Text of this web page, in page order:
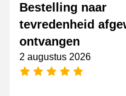
Bestelling naar
tevredenheid
ontvangen
2 augustus 2026
5 sterren